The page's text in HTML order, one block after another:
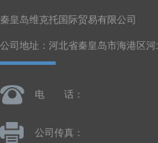
秦皇岛维克托国际贸易有限公司
公司地址：河北省秦皇岛市海港区
电 话：
公司传真：